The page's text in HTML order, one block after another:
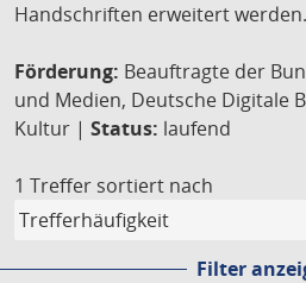
Handschriften erweitert werden.
Förderung: Beauftragte der
und Medien, Deutsche Digitale
Kultur | Status: laufend
1 Treffer sortiert nach
Filter